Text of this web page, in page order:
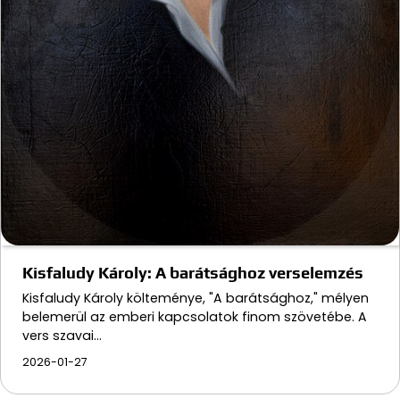
Kisfaludy Károly: A barátsághoz verselemzés
Kisfaludy Károly költeménye, "A barátsághoz," mélyen
belemerül az emberi kapcsolatok finom szövetébe. A
vers szavai…
2026-01-27